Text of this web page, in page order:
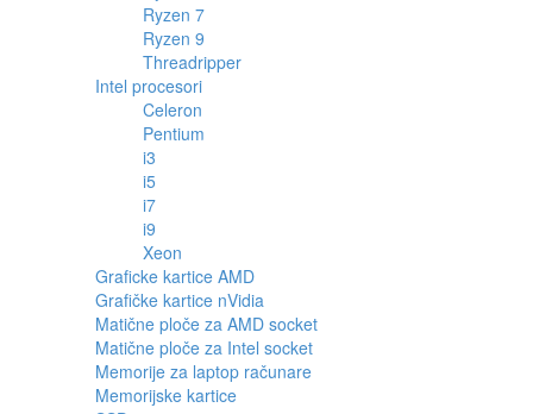
Ryzen 7
Ryzen 9
Threadripper
Intel procesori
Celeron
Pentium
i3
i5
i7
i9
Xeon
Graficke kartice AMD
Grafičke kartice nVidia
Matične ploče za AMD socket
Matične ploče za Intel socket
Memorije za laptop računare
Memorijske kartice